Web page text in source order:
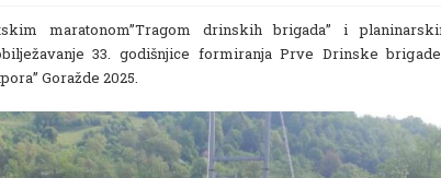
maratonom”Tragom drinskih brigada” i
33. godišnjice formiranja Prve Drinske
Goražde 2025.